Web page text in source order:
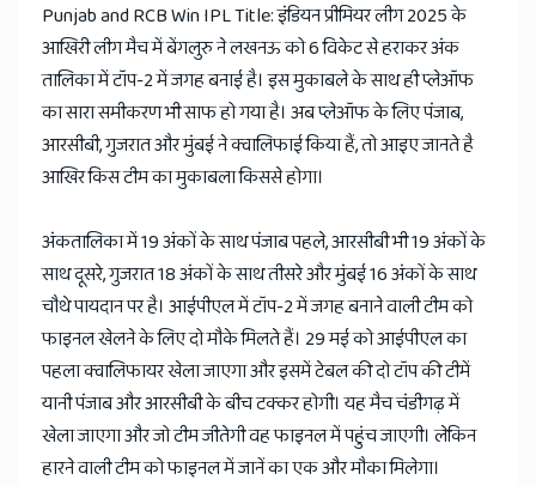
Punjab and RCB Win IPL Title: इंडियन प्रीमियर लीग 2025 के
आखिरी लीग मैच में बेंगलुरु ने लखनऊ को 6 विकेट से हराकर अंक
तालिका में टॉप-2 में जगह बनाई है। इस मुकाबले के साथ ही प्लेऑफ
का सारा समीकरण भी साफ हो गया है। अब प्लेऑफ के लिए पंजाब,
आरसीबी, गुजरात और मुंबई ने क्वालिफाई किया हैं, तो आइए जानते है
आखिर किस टीम का मुकाबला किससे होगा।
अंकतालिका में 19 अंकों के साथ पंजाब पहले, आरसीबी भी 19 अंकों के
साथ दूसरे, गुजरात 18 अंकों के साथ तीसरे और मुंबई 16 अंकों के साथ
चौथे पायदान पर है। आईपीएल में टॉप-2 में जगह बनाने वाली टीम को
फाइनल खेलने के लिए दो मौके मिलते हैं। 29 मई को आईपीएल का
पहला क्वालिफायर खेला जाएगा और इसमें टेबल की दो टॉप की टीमें
यानी पंजाब और आरसीबी के बीच टक्कर होगी। यह मैच चंडीगढ़ में
खेला जाएगा और जो टीम जीतेगी वह फाइनल में पहुंच जाएगी। लेकिन
हारने वाली टीम को फाइनल में जानें का एक और मौका मिलेगा।